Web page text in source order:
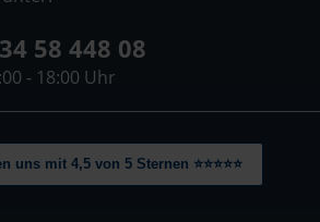
58 448 08
- 18:00 Uhr
uns mit 4,5 von 5 Sternen ⭐⭐⭐⭐⭐